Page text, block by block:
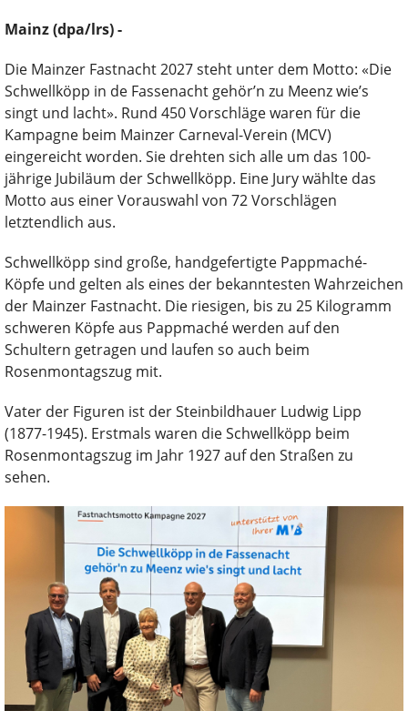
Mainz (dpa/lrs) -
Die Mainzer Fastnacht 2027 steht unter dem Motto: «Die
Schwellköpp in de Fassenacht gehör’n zu Meenz wie’s
singt und lacht». Rund 450 Vorschläge waren für die
Kampagne beim Mainzer Carneval-Verein (MCV)
eingereicht worden. Sie drehten sich alle um das 100-
jährige Jubiläum der Schwellköpp. Eine Jury wählte das
Motto aus einer Vorauswahl von 72 Vorschlägen
letztendlich aus.
Schwellköpp sind große, handgefertigte Pappmaché-
Köpfe und gelten als eines der bekanntesten Wahrzeichen
der Mainzer Fastnacht. Die riesigen, bis zu 25 Kilogramm
schweren Köpfe aus Pappmaché werden auf den
Schultern getragen und laufen so auch beim
Rosenmontagszug mit.
Vater der Figuren ist der Steinbildhauer Ludwig Lipp
(1877-1945). Erstmals waren die Schwellköpp beim
Rosenmontagszug im Jahr 1927 auf den Straßen zu
sehen.